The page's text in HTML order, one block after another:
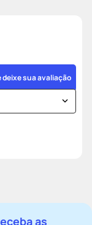
deixe sua avaliação
as